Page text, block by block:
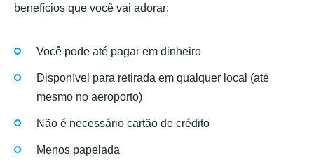
benefícios que você vai adorar:
Você pode até pagar em dinheiro
Disponível para retirada em qualquer local (até
mesmo no aeroporto)
Não é necessário cartão de crédito
Menos papelada